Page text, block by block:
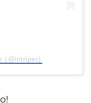
(@intriper)